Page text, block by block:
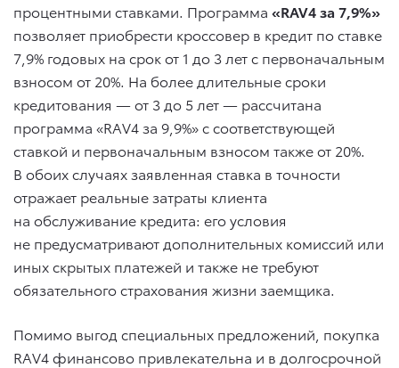
процентными ставками. Программа «RAV4 за 7,9%»
позволяет приобрести кроссовер в кредит по ставке
7,9% годовых на срок от 1 до 3 лет с первоначальным
взносом от 20%. На более длительные сроки
кредитования — от 3 до 5 лет — рассчитана
программа «RAV4 за 9,9%» с соответствующей
ставкой и первоначальным взносом также от 20%.
В обоих случаях заявленная ставка в точности
отражает реальные затраты клиента
на обслуживание кредита: его условия
не предусматривают дополнительных комиссий или
иных скрытых платежей и также не требуют
обязательного страхования жизни заемщика.
Помимо выгод специальных предложений, покупка
RAV4 финансово привлекательна и в долгосрочной